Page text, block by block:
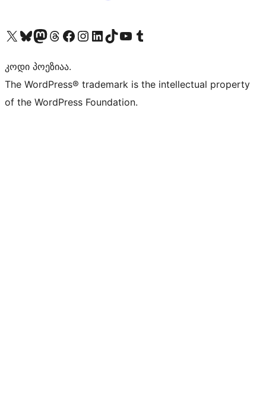
Visit our X (formerly Twitter) account
Visit our Bluesky account
Visit our Mastodon account
Visit our Threads account
Visit our Facebook page
Visit our Instagram account
Visit our LinkedIn account
Visit our TikTok account
Visit our YouTube channel
Visit our Tumblr account
კოდი პოეზიაა.
The WordPress® trademark is the intellectual property
of the WordPress Foundation.